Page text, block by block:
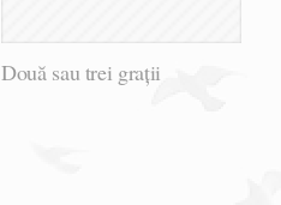
Două sau trei grații